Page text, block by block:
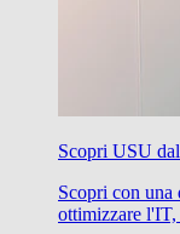
Scopri USU
Scopri con una
ottimizzare